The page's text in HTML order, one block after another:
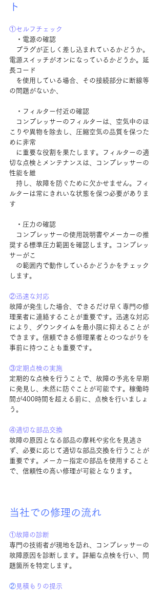
ト
①セルフチェック
・電源の確認
プラグが正しく差し込まれているかどうか。
電源スイッチがオンになっているかどうか。延
長コード
を使用している場合、その接続部分に断線等
の問題がないか、
・フィルター付近の確認
コンプレッサーのフィルターは、空気中のほ
こりや異物を除去し、圧縮空気の品質を保つた
めに非常
に重要な役割を果たします。フィルターの適
切な点検とメンテナンスは、コンプレッサーの
性能を維
持し、故障を防ぐために欠かせません。フィ
ルターは常にきれいな状態を保つ必要がありま
す
・圧力の確認
コンプレッサーの使用説明書やメーカーの推
奨する標準圧力範囲を確認します。コンプレッ
サーがこ
の範囲内で動作しているかどうかをチェック
します。
②迅速な対応
故障が発生した場合、できるだけ早く専門の修
理業者に連絡することが重要です。迅速な対応
により、ダウンタイムを最小限に抑えることが
できます。信頼できる修理業者とのつながりを
事前に持つことも重要です。
③定期点検の実施
定期的な点検を行うことで、故障の予兆を早期
に発見し、未然に防ぐことが可能です。稼働時
間が400時間を超える前に、点検を行いましょ
う。
④適切な部品交換
故障の原因となる部品の摩耗や劣化を見逃さ
ず、必要に応じて適切な部品交換を行うことが
重要です。メーカー指定の部品を使用すること
で、信頼性の高い修理が可能となります。
当社での修理の流れ
①故障の診断
専門の技術者が現地を訪れ、コンプレッサーの
故障原因を診断します。詳細な点検を行い、問
題箇所を特定します。
② 見積もりの提示